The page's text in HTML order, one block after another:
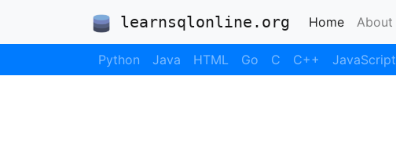
learnsqlonline.org Home(current)
About
Python Java HTML Go C C++ JavaScript